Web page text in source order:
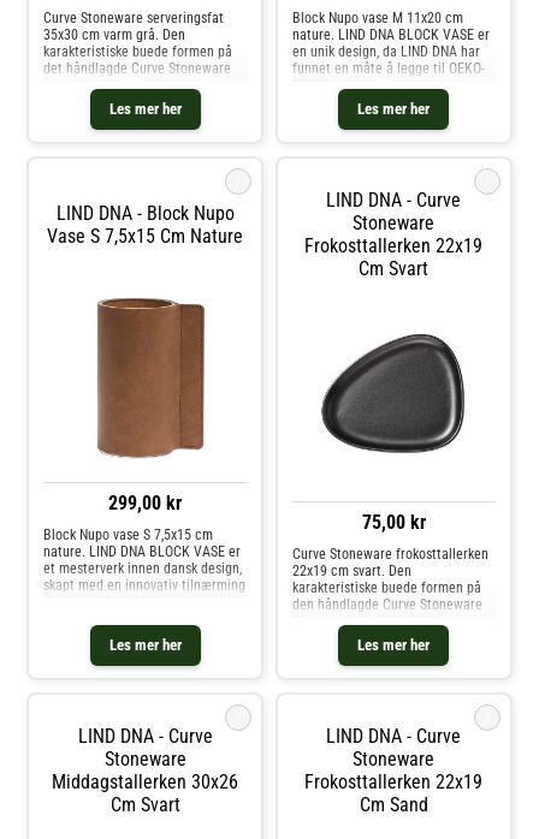
Les mer her
Curve Stoneware serveringsfat
35x30 cm varm grå. Den
karakteristiske buede formen på
det håndlagde Curve Stoneware
serveringsfatet gir deg
muligheten til å leke enda mer
med borddekkingen din ved å
tilføye en ny dimensjon av kurver.
Les mer her
Block Nupo vase M 11x20 cm
nature. LIND DNA BLOCK VASE er
en unik design, da LIND DNA har
funnet en måte å legge til OEKO-
TEX® resirkulert skinn i sterkt
glass og samtidig opprettholde et
enkelt og klassisk utseende.
Vasen er produsert i Danmark og
LIND DNA - Block Nupo
Vase S 7,5x15 Cm Nature
299,00 kr
Les mer her
Block Nupo vase S 7,5x15 cm
nature. LIND DNA BLOCK VASE er
et mesterverk innen dansk design,
skapt med en innovativ tilnærming
prosessen gir vasen et klassisk,
tidløst utseende som pass
LIND DNA - Curve
Stoneware
Frokosttallerken 22x19
Cm Svart
75,00 kr
Les mer her
Curve Stoneware frokosttallerken
22x19 cm svart. Den
karakteristiske buede formen på
den håndlagde Curve Stoneware
frokosttallerken gir deg
muligheten til å leke enda mer
med borddekkingen din ved å
tilføye en ny dimensjon av kurver.
LIND DNA - Curve
Stoneware
Middagstallerken 30x26
Cm Svart
LIND DNA - Curve
Stoneware
Frokosttallerken 22x19
Cm Sand